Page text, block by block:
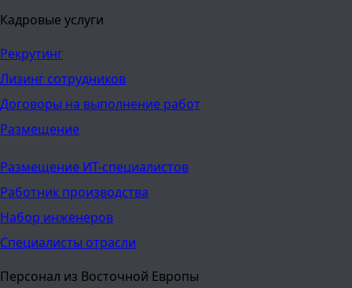
Кадровые услуги
Рекрутинг
Лизинг сотрудников
Договоры на выполнение работ
Размещение
Размещение ИТ-специалистов
Работник производства
Набор инженеров
Специалисты отрасли
Персонал из Восточной Европы